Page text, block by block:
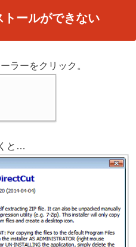
ールができない
ラーをクリック。
と…